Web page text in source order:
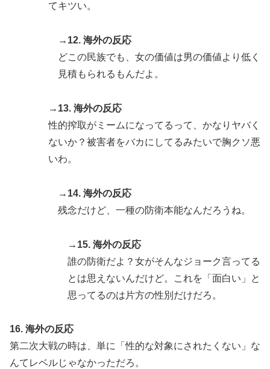
てキツい。
→12. 海外の反応
どこの民族でも、女の価値は男の価値より低く
見積もられるもんだよ。
→13. 海外の反応
性的搾取がミームになってるって、かなりヤバく
ないか？被害者をバカにしてるみたいで胸クソ悪
いわ。
→14. 海外の反応
残念だけど、一種の防衛本能なんだろうね。
→15. 海外の反応
誰の防衛だよ？女がそんなジョーク言ってる
とは思えないんだけど。これを「面白い」と
思ってるのは片方の性別だけだろ。
16. 海外の反応
第二次大戦の時は、単に「性的な対象にされたくない」な
んてレベルじゃなかっただろ。